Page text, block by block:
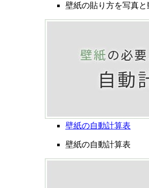
壁紙の貼り方を写真
壁紙の自動計算表
壁紙の自動計算表